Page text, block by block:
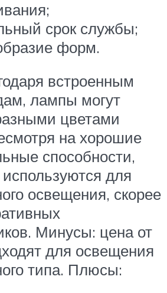
срок службы;
форм.
встроенным
лампы могут
цветами
на хорошие
способности,
для
освещения, скорее
Минусы: цена от
для освещения
типа. Плюсы: